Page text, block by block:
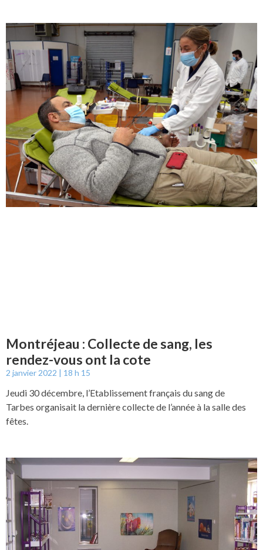
Montréjeau : Collecte de sang, les
rendez-vous ont la cote
2 janvier 2022 18 h 15
Jeudi 30 décembre, l’Etablissement français du sang de
Tarbes organisait la dernière collecte de l’année à la salle des
fêtes.